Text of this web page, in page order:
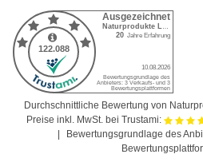
Durchschnittliche Bewertung von
Preise inkl. MwSt. bei Trustami:
Bewertungsgrundlage des